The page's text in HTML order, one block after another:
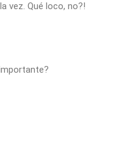
vez. Qué loco, no?!